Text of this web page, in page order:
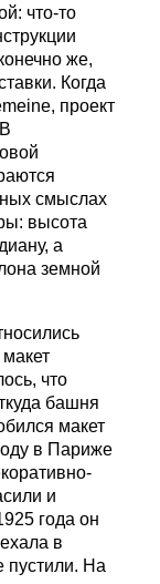
что-то
же,
Когда
проект
смыслах
высота
а
земной
что
башня
макет
в Париже
и
года он
в
пустили. На